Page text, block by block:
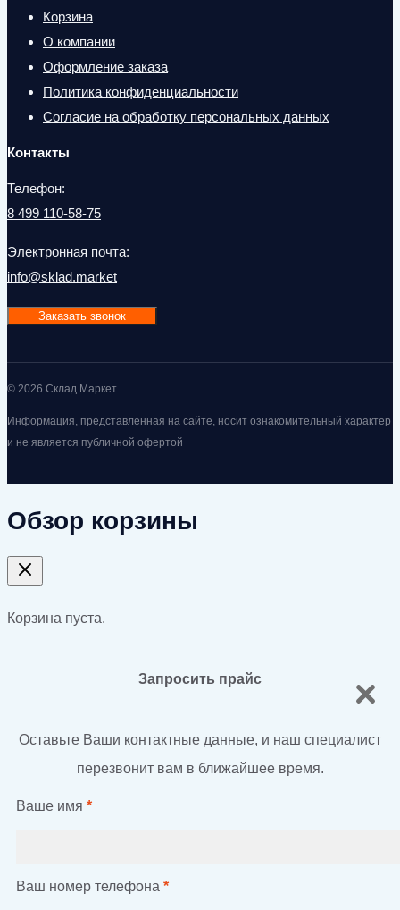
Корзина
О компании
Оформление заказа
Политика конфиденциальности
Согласие на обработку персональных данных
Контакты
Телефон:
8 499 110-58-75
Электронная почта:
info@sklad.market
Заказать звонок
© 2026 Склад.Маркет
Информация, представленная на сайте, носит ознакомительный характер
и не является публичной офертой
Обзор корзины
Корзина пуста.
Запросить прайс
Оставьте Ваши контактные данные, и наш специалист
перезвонит вам в ближайшее время.
Ваше имя *
Ваш номер телефона *